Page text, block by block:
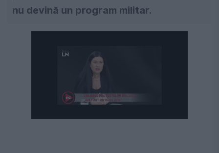
nu devină un program militar.